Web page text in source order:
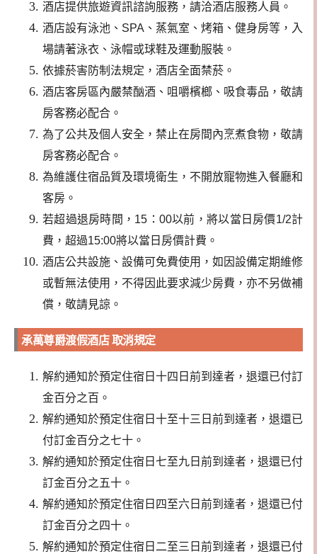
酒店提供旅遊資訊諮詢服務，請洽酒店服務人員。
酒店設有泳池、SPA、蒸氣室、烤箱、健身房等，入
場請著泳衣、泳帽或球鞋及運動服裝。
依據菸害防制法規定，酒店全面禁菸。
酒店客房區內嚴禁酗酒、咀嚼檳榔、吸食毒品，敬請
房客務必配合。
為了公共及個人安全，禁止在房間內烹煮食物，敬請
房客務必配合。
為維護住宿品質及環境衛生，不開放寵物進入餐廳和
客房。
若超過退房時間，15：00以前，將以當日房價1/2計
費，超過15:00將以當日房價計費。
酒店公共設施、設備可免費使用，如因設備定期維修
或暫無法使用，不得因此要求減少房費，亦不另做補
償，敬請見諒。
承萬尊爵渡假酒店 取消規定
解約通知於預定住宿日十四日前到達者，退還已付訂
金百分之百。
解約通知於預定住宿日十至十三日前到達者，退還已
付訂金百分之七十。
解約通知於預定住宿日七至九日前到達者，退還已付
訂金百分之五十。
解約通知於預定住宿日四至六日前到達者，退還已付
訂金百分之四十。
解約通知於預定住宿日二至三日前到達者，退還已付